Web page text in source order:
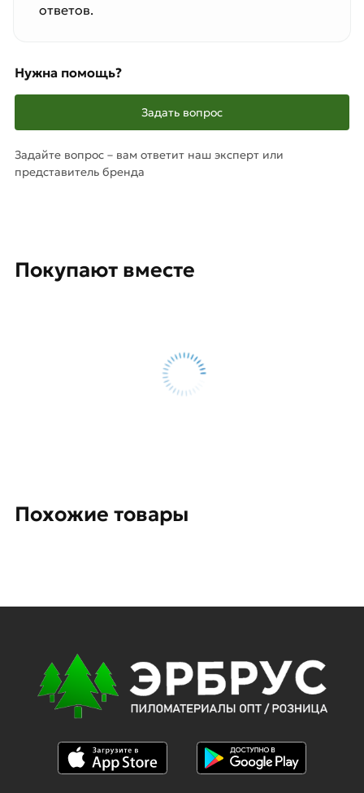
ответов.
Нужна помощь?
Задать вопрос
Задайте вопрос – вам ответит наш эксперт или
представитель бренда
Покупают вместе
Похожие товары